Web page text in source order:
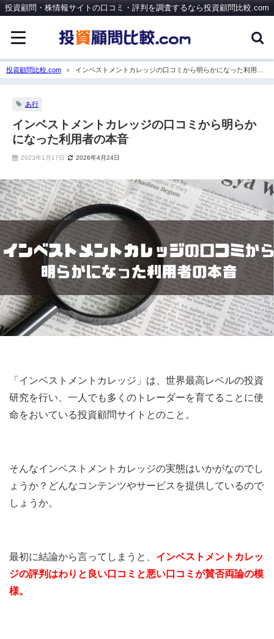
投資顧問・株情報サイトの口コミ・評判を調査するなら投資顧問比較.com
投資顧問比較.com
インベストメントカレッジの口コミから明らかになった利用者
の本音
あ行
インベストメントカレッジの口コミから明らか
になった利用者の本音
2023年1月17日 2026年4月24日
「インベストメントカレッジ」は、世界最高レベルの投資
研究を行い、一人でも多くのトレーダーを育てることに使
命をおいている投資顧問サイトとのこと。
そんなインベストメントカレッジの実態はいかがなのでし
ょうか？どんなコンテンツやサービスを提供しているので
しょうか。
最初に結論から言ってしまうと、 インベストメントカレッ
ジの評判はわりと良い口コミと悪い口コミが賛否両論の模
様。